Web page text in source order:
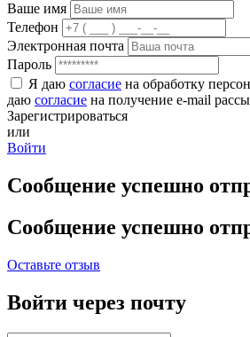
Ваше имя
Телефон
Электронная почта
Пароль
Я даю согласие на обработку
даю согласие на получение e-mail
Зарегистрироваться
или
Войти
Сообщение успешно
Сообщение успешно
Оставьте отзыв
Войти через почту